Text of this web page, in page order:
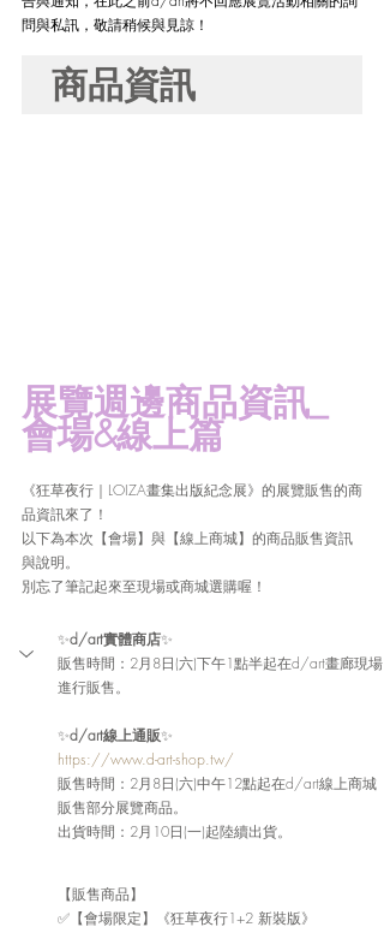
問與私訊，敬請稍候與見諒！
商品資訊
展覽週邊商品資訊_
會場&線上篇
《狂草夜行｜LOIZA畫集出版紀念展》的展覽販售的商
品資訊來了！
以下為本次【會場】與【線上商城】的商品販售資訊
與說明。
別忘了筆記起來至現場或商城選購喔！
✨d/art實體商店✨
販售時間：2月8日(六)下午1點半起在d/art畫廊現場
進行販售。
✨d/art線上通販✨
https://www.d-art-shop.tw/
販售時間：2月8日(六)中午12點起在d/art線上商城
販售部分展覽商品。
出貨時間：2月10日(一)起陸續出貨。
【販售商品】
✅【會場限定】《狂草夜行1+2 新裝版》